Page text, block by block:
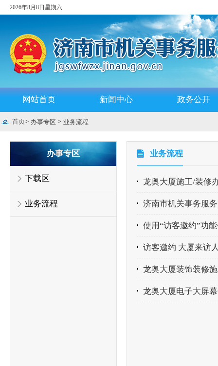
2026年8月8日星期六
网站首页 新闻中心 政务公开
首页> 办事专区 > 业务流程
办事专区
下载区
业务流程
业务流程
龙奥大厦施工/装修
济南市机关事务服
使用“访客邀约”功
访客邀约 大厦来访
龙奥大厦装饰装修
龙奥大厦电子大屏